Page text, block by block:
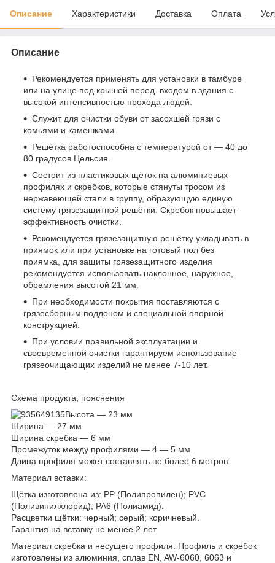
Описание Характеристики Доставка Оплата
Описание
Рекомендуется применять для установки в тамбуре
или на улице под крышей перед входом в здания с
высокой интенсивностью прохода людей.
Служит для очистки обуви от засохшей грязи с
комьями и камешками.
Решётка работоспособна с температурой от — 40 до
80 градусов Цельсия.
Состоит из пластиковых щёток на алюминиевых
профилях и скребков, которые стянуты тросом из
нержавеющей стали в группу, образующую единую
систему грязезащитной решётки. Скребок повышает
эффективность очистки.
Рекомендуется грязезащитную решётку укладывать в
приямок или при установке на готовый пол без
приямка, для защиты грязезащитного изделия
рекомендуется использовать наклонное, наружное,
обрамления высотой 21 мм.
При необходимости покрытия поставляются с
грязесборным поддоном и специальной опорной
конструкцией.
При условии правильной эксплуатации и
своевременной очистки гарантируем использование
грязеочищающих изделий не менее 7-10 лет.
Схема продукта, пояснения
Высота — 23 мм
Ширина — 27 мм
Ширина скребка — 6 мм
Промежуток между профилями — 4 — 5 мм.
Длина профиля может составлять не более 6 метров.
Материал вставки:
Щётка изготовлена из: PP (Полипропилен); PVC
(Поливинилхлорид); PA6 (Полиамид).
Расцветки щётки: черный; серый; коричневый.
Гарантия на вставку не менее 2 лет.
Материал скребка и несущего профиля: Профиль и скребок
изготовлены из алюминия, сплав EN, AW-6060, 6063 и